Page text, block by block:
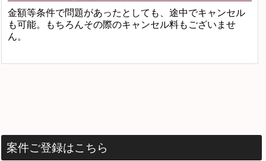
金額等条件で問題があったとしても、途中でキャンセル
も可能。もちろんその際のキャンセル料もございませ
ん。
案件ご登録はこちら